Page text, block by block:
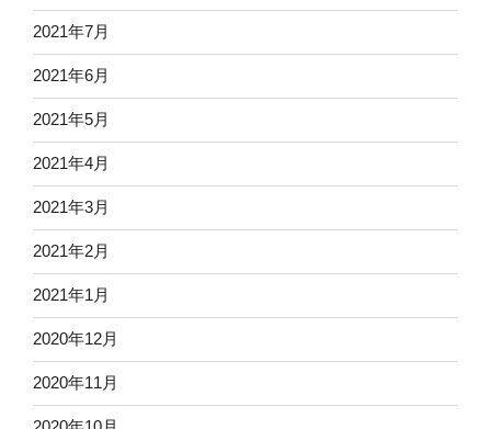
2021年7月
2021年6月
2021年5月
2021年4月
2021年3月
2021年2月
2021年1月
2020年12月
2020年11月